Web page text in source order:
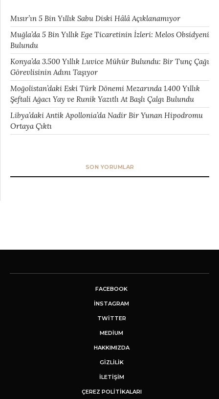
Mısır’ın 5 Bin Yıllık Sabu Diski Hâlâ Açıklanamıyor
Muğla’da 5 Bin Yıllık Ege Ticaretinin İzleri: Melos Obsidyeni
Bulundu
Konya’da 3.500 Yıllık Luvice Mühür Bulundu: Bir Tunç Çağı
Görevlisinin Adını Taşıyor
Moğolistan’daki Eski Türk Dönemi Mezarında 1.400 Yıllık
Şeftali Ağacı Yay ve Runik Yazıtlı At Başlı Çalgı Bulundu
Libya’daki Antik Apollonia’da Nadir Bir Yunan Hipodromu
Ortaya Çıktı
SON YORUMLAR
FACEBOOK
INSTAGRAM
TWITTER
MEDIUM
HAKKIMIZDA
GİZLİLİK
İLETIŞIM
ÇEREZ POLITIKALARI